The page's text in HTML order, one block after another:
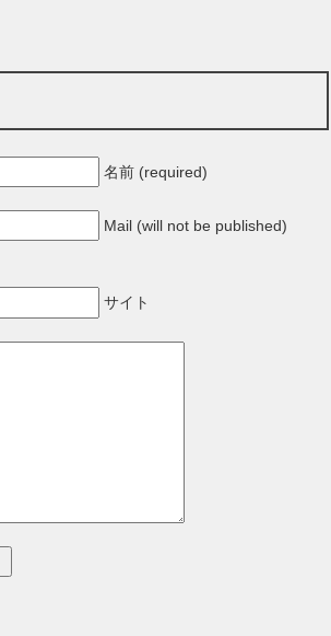
名前 (required)
Mail (will not be published)
サイト